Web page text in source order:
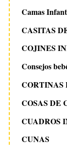
Camas
CASITAS
COJINES
Consejos
CORTINAS
COSAS DE
CUADROS
CUNAS